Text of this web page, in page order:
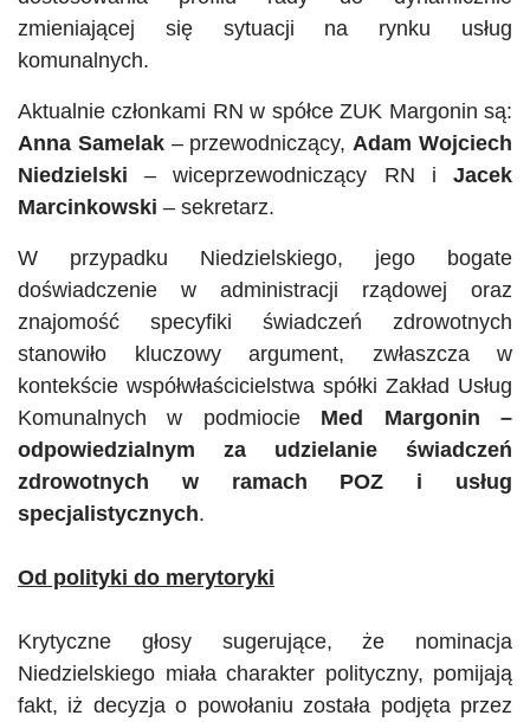
zmieniającej się sytuacji na rynku usług
komunalnych.
Aktualnie członkami RN w spółce ZUK Margonin są:
Anna Samelak– przewodniczący, Adam Wojciech
Niedzielski– wiceprzewodniczący RN iJacek
Marcinkowski – sekretarz.
W przypadku Niedzielskiego, jego bogate
doświadczenie w administracji rządowej oraz
znajomość specyfiki świadczeń zdrowotnych
stanowiło kluczowy argument, zwłaszcza w
kontekście współwłaścicielstwa spółki Zakład Usług
Komunalnych w podmiocie Med Margonin –
odpowiedzialnym za udzielanie świadczeń
zdrowotnych w ramach POZ i usług
specjalistycznych.
Od polityki do merytoryki
Krytyczne głosy sugerujące, że nominacja
Niedzielskiego miała charakter polityczny, pomijają
fakt, iż decyzja o powołaniu została podjęta przez